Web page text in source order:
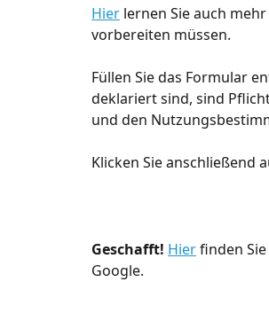
Hier lernen Sie auch
vorbereiten müssen.
Füllen Sie das Formular
deklariert sind, sind
und den
Klicken Sie anschließend
Geschafft! Hier finden
Google.